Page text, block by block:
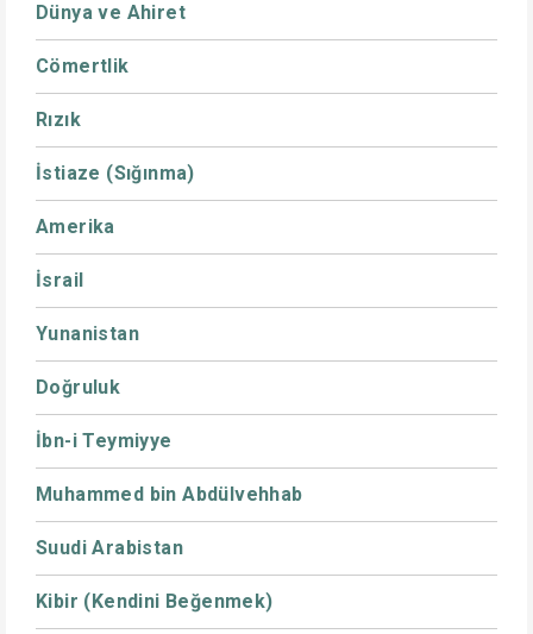
Dünya ve Ahiret
Cömertlik
Rızık
İstiaze (Sığınma)
Amerika
İsrail
Yunanistan
Doğruluk
İbn-i Teymiyye
Muhammed bin Abdülvehhab
Suudi Arabistan
Kibir (Kendini Beğenmek)